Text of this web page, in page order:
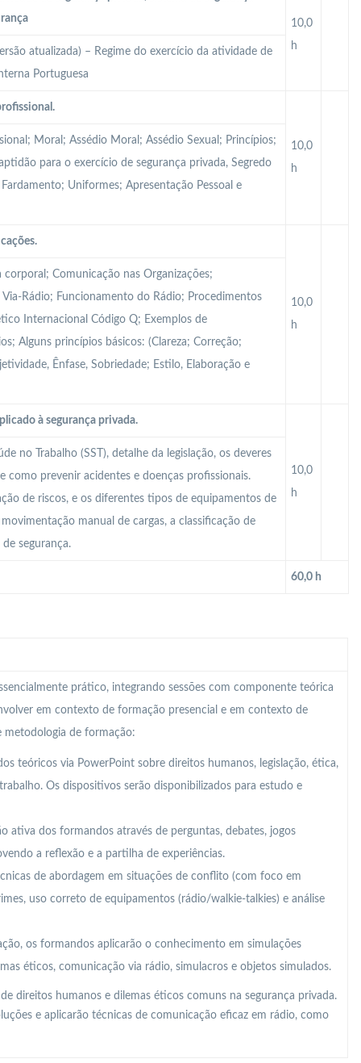
10,0
h
atualizada) – Regime do exercício da atividade de
Portuguesa
10,0
h
Moral; Assédio Moral; Assédio Sexual; Princípios;
para o exercício de segurança privada, Segredo
Uniformes; Apresentação Pessoal e
10,0
h
Comunicação nas Organizações;
Rádio; Funcionamento do Rádio; Procedimentos
Internacional Código Q; Exemplos de
Alguns princípios básicos: (Clareza; Correção;
Ênfase, Sobriedade; Estilo, Elaboração e
à segurança privada.
10,0
h
no Trabalho (SST), detalhe da legislação, os deveres
como prevenir acidentes e doenças profissionais.
de riscos, e os diferentes tipos de equipamentos de
manual de cargas, a classificação de
segurança.
60,0 h
prático, integrando sessões com componente teórica
em contexto de formação presencial e em contexto de
de formação:
teóricos via PowerPoint sobre direitos humanos, legislação, ética,
Os dispositivos serão disponibilizados para estudo e
ativa dos formandos através de perguntas, debates, jogos
a reflexão e a partilha de experiências.
de abordagem em situações de conflito (com foco em
uso correto de equipamentos (rádio/walkie-talkies) e análise
os formandos aplicarão o conhecimento em simulações
éticos, comunicação via rádio, simulacros e objetos simulados.
direitos humanos e dilemas éticos comuns na segurança privada.
e aplicarão técnicas de comunicação eficaz em rádio, como